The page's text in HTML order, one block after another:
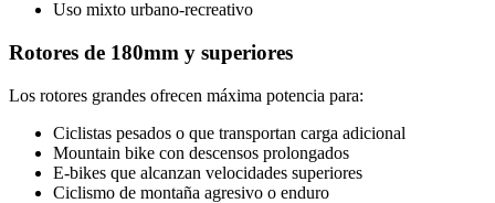
Uso mixto urbano-recreativo
Rotores de 180mm y superiores
Los rotores grandes ofrecen máxima potencia para:
Ciclistas pesados o que transportan carga adicional
Mountain bike con descensos prolongados
E-bikes que alcanzan velocidades superiores
Ciclismo de montaña agresivo o enduro